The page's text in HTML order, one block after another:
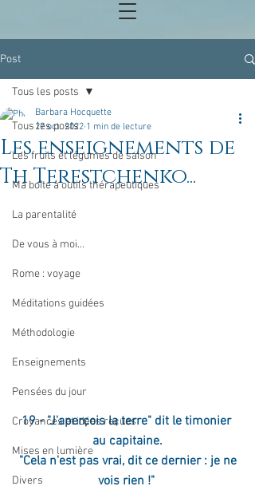
Post
Tous les posts
Les fruits et légumes de saison
Ma boîte à outils thérapeutiques
La parentalité
De vous à moi...
Rome : voyage
Méditations guidées
Méthodologie
Enseignements
Pensées du jour
Croyances et idées reçues
Mises en lumière
Divers
Tous les posts
Les enseignements de
Th Terestchenko...
Barbara Hocquette
27 oct. 2022 1 min de lecture
19 - "J'aperçois la terre" dit le timonier
au capitaine.
vois rien !"